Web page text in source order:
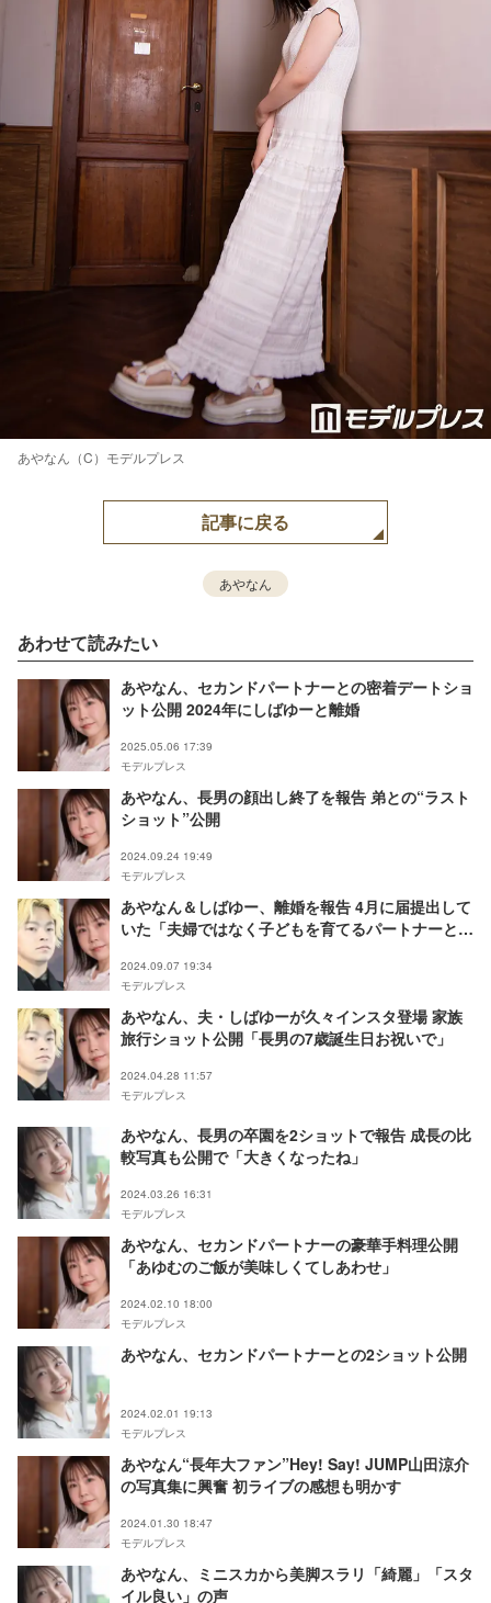
あやなん（C）モデルプレス
記事に戻る
あやなん
あわせて読みたい
あやなん、セカンドパートナーとの密着デートショ
ット公開 2024年にしばゆーと離婚
2025.05.06 17:39
モデルプレス
あやなん、長男の顔出し終了を報告 弟との“ラスト
ショット”公開
2024.09.24 19:49
モデルプレス
あやなん＆しばゆー、離婚を報告 4月に届提出して
いた「夫婦ではなく子どもを育てるパートナーとし
2024.09.07 19:34
モデルプレス
あやなん、夫・しばゆーが久々インスタ登場 家族
旅行ショット公開「長男の7歳誕生日お祝いで」
2024.04.28 11:57
モデルプレス
あやなん、長男の卒園を2ショットで報告 成長の比
較写真も公開で「大きくなったね」
2024.03.26 16:31
モデルプレス
あやなん、セカンドパートナーの豪華手料理公開
「あゆむのご飯が美味しくてしあわせ」
2024.02.10 18:00
モデルプレス
あやなん、セカンドパートナーとの2ショット公開
2024.02.01 19:13
モデルプレス
あやなん“長年大ファン”Hey! Say! JUMP山田涼介
の写真集に興奮 初ライブの感想も明かす
2024.01.30 18:47
モデルプレス
あやなん、ミニスカから美脚スラリ「綺麗」「スタ
イル良い」の声